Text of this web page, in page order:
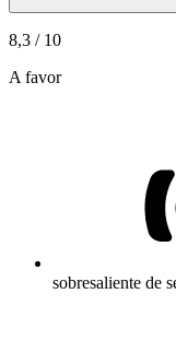
8,3 / 10
A favor
sobresaliente de